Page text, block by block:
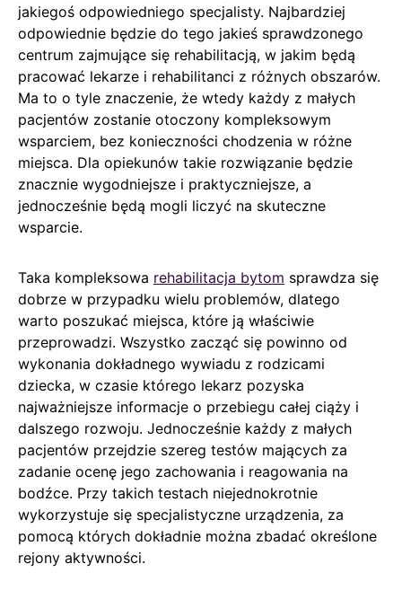
jakiegoś odpowiedniego specjalisty. Najbardziej
odpowiednie będzie do tego jakieś sprawdzonego
centrum zajmujące się rehabilitacją, w jakim będą
pracować lekarze i rehabilitanci z różnych obszarów.
Ma to o tyle znaczenie, że wtedy każdy z małych
pacjentów zostanie otoczony kompleksowym
wsparciem, bez konieczności chodzenia w różne
miejsca. Dla opiekunów takie rozwiązanie będzie
znacznie wygodniejsze i praktyczniejsze, a
jednocześnie będą mogli liczyć na skuteczne
wsparcie.
Taka kompleksowa rehabilitacja bytom sprawdza się
dobrze w przypadku wielu problemów, dlatego
warto poszukać miejsca, które ją właściwie
przeprowadzi. Wszystko zacząć się powinno od
wykonania dokładnego wywiadu z rodzicami
dziecka, w czasie którego lekarz pozyska
najważniejsze informacje o przebiegu całej ciąży i
dalszego rozwoju. Jednocześnie każdy z małych
pacjentów przejdzie szereg testów mających za
zadanie ocenę jego zachowania i reagowania na
bodźce. Przy takich testach niejednokrotnie
wykorzystuje się specjalistyczne urządzenia, za
pomocą których dokładnie można zbadać określone
rejony aktywności.